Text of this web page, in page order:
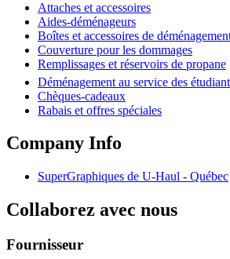
Attaches et accessoires
Aides-déménageurs
Boîtes et accessoires de
Couverture pour les dommages
Remplissages et réservoirs de propane
Déménagement au service des
Chèques-cadeaux
Rabais et offres spéciales
Company Info
SuperGraphiques de U-Haul - Québec
Collaborez avec nous
Fournisseur